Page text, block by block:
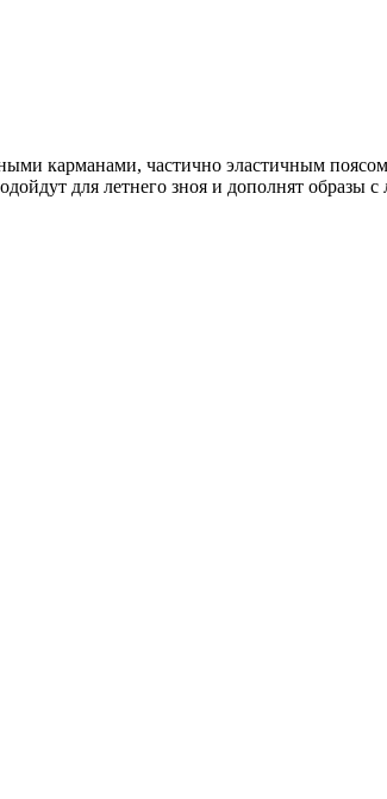
карманами, частично эластичным
для летнего зноя и дополнят